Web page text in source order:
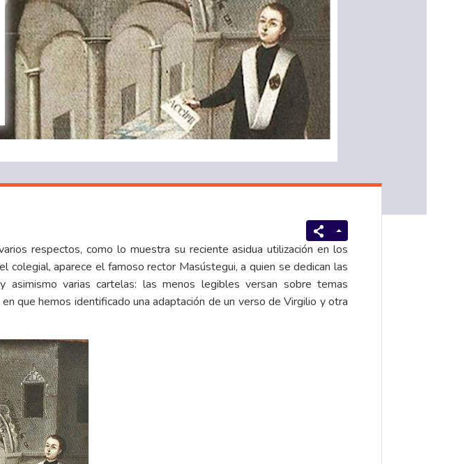
respectos, como lo muestra su reciente asidua utilización en los
colegial, aparece el famoso rector Masústegui, a quien se dedican las
varias cartelas: las menos legibles versan sobre temas
que hemos identificado una adaptación de un verso de Virgilio y otra